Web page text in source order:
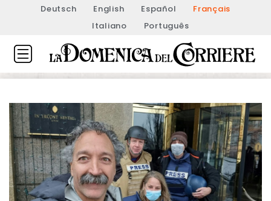
Deutsch English Español
Français
Italiano
Português